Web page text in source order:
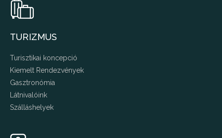
TURIZMUS
Turisztikai koncepció
Kiemelt Rendezvények
Gasztronómia
Látnivalóink
Szálláshelyek